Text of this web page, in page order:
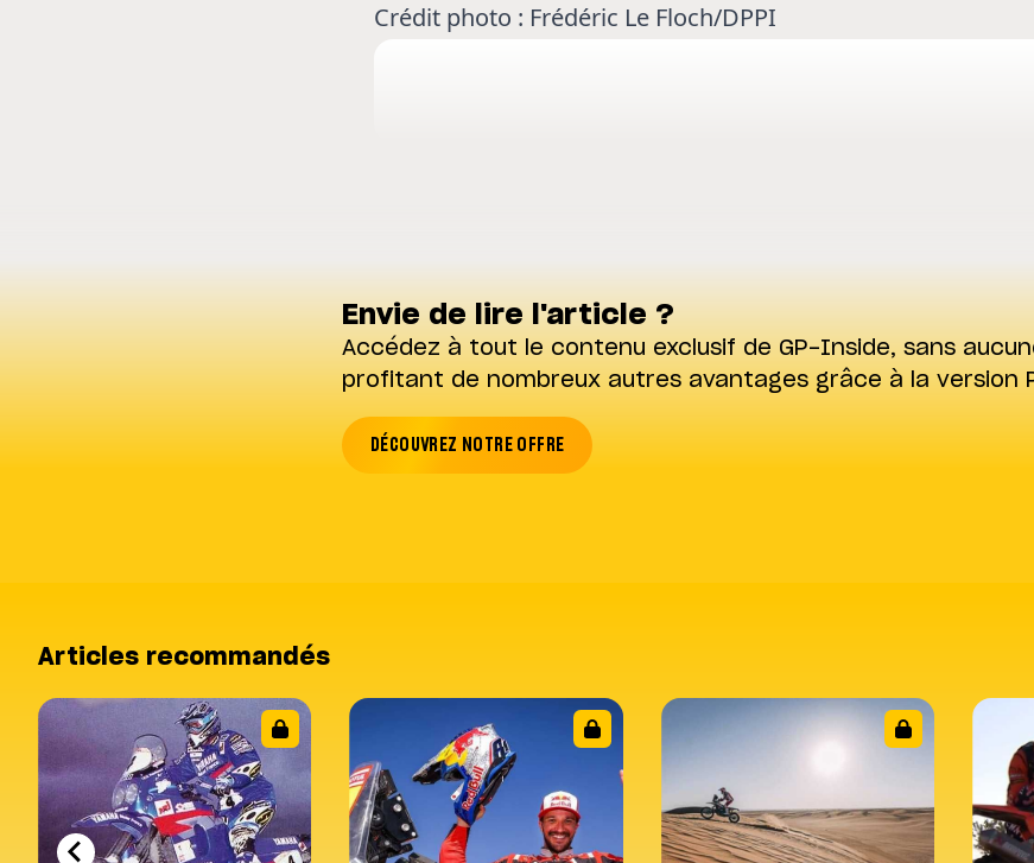
Crédit photo : Frédéric Le Floch/DPPI
Envie de lire l'article ?
Accédez à tout le contenu exclusif de GP-Inside, sans
profitant de nombreux autres avantages grâce à la version
DÉCOUVREZ NOTRE OFFRE
Articles recommandés